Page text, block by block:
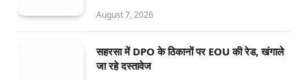
August 7, 2026
सहरसा में DPO के ठिकानों पर EOU की रेड, खंगाले
जा रहे दस्तावेज